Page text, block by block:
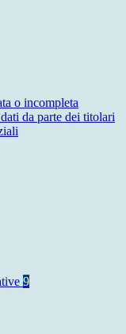
o incompleta
da parte dei titolari
9